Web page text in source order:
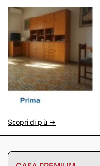
Scopri di più ->